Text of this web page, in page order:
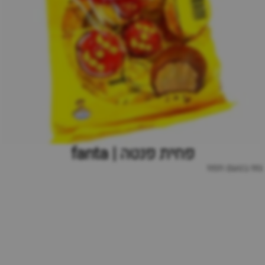
פחית פנטה | fanta
גזוז בטעם תפוז